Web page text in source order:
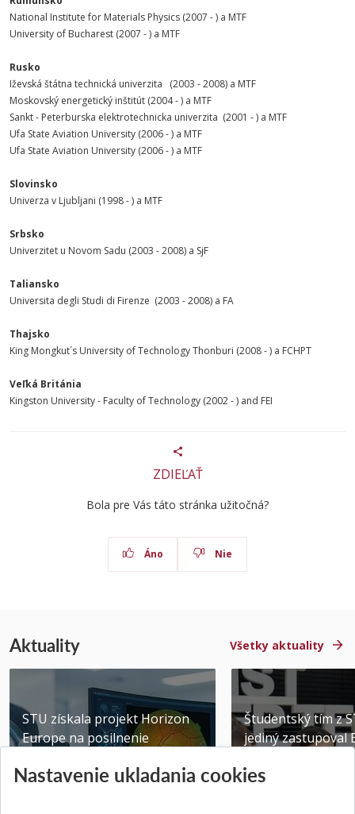
National Institute for Materials Physics (2007 - ) a MTF
University of Bucharest (2007 - ) a MTF
Rusko
Iževská štátna technická univerzita (2003 - 2008) a MTF
Moskovský energetický inštitút (2004 - ) a MTF
Sankt - Peterburska elektrotechnicka univerzita (2001 - ) a MTF
Ufa State Aviation University (2006 - ) a MTF
Ufa State Aviation University (2006 - ) a MTF
Slovinsko
Univerza v Ljubljani (1998 - ) a MTF
Srbsko
Univerzitet u Novom Sadu (2003 - 2008) a SjF
Taliansko
Universita degli Studi di Firenze (2003 - 2008) a FA
Thajsko
King Mongkut´s University of Technology Thonburi (2008 - ) a FCHPT
Veľká Británia
Kingston University - Faculty of Technology (2002 - ) and FEI
ZDIEĽAŤ
Bola pre Vás táto stránka užitočná?
Áno Nie
Aktuality Všetky aktuality
STU získala projekt Horizon
Europe na posilnenie
Publikované 31.07.2026
Študentský tím z
jediný zastupoval
Publikované
Nastavenie ukladania cookies